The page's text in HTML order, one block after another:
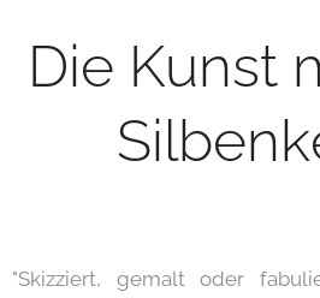
Die Kunst
"Skizziert, gemalt oder